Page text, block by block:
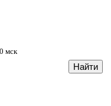
мск